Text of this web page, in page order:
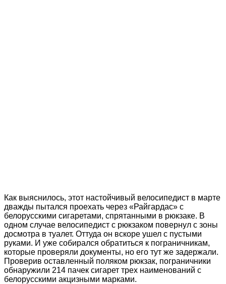
Как выяснилось, этот настойчивый велосипедист в марте
дважды пытался проехать через «Райгардас» с
белорусскими сигаретами, спрятанными в рюкзаке. В
одном случае велосипедист с рюкзаком повернул с зоны
досмотра в туалет. Оттуда он вскоре ушел с пустыми
руками. И уже собирался обратиться к пограничникам,
которые проверяли документы, но его тут же задержали.
Проверив оставленный поляком рюкзак, пограничники
обнаружили 214 пачек сигарет трех наименований с
белорусскими акцизными марками.